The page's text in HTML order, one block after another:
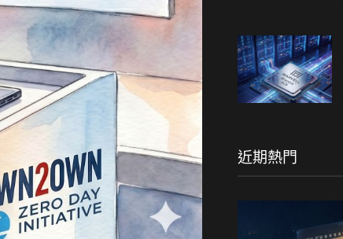
近期熱門